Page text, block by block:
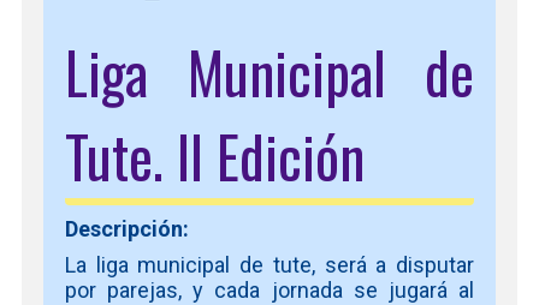
Liga Municipal de
Tute. II Edición
Descripción:
La liga municipal de tute, será a disputar
por parejas, y cada jornada se jugará al